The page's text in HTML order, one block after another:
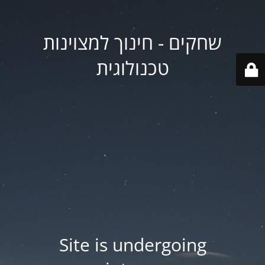
שחקים - חינוך למצוינות
טכנולוגית
Site is undergoing